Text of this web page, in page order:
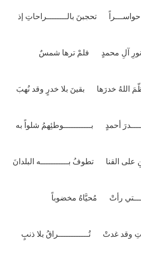
تحجبنَ بالــــــــراحاتِ إذ
في نورِ آلِ محمدٍ فلمْ ترها شمسٌ
اللهُ خدرَها بقينَ بلا خدرٍ وقد نُهبَ
أحمدٍ بـــــــــــوطئِهمُ شلواً به
القنا تطوفُ بـــــــــــه البلدانَ
رأتْ مُحيَّاهُ مخضوباً
وقد غدتْ تُــــــــــــراقُ بلا ذنبٍ